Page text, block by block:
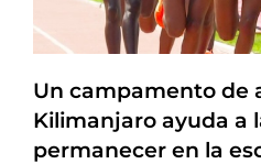
Un campamento de
Kilimanjaro ayuda a
permanecer en la